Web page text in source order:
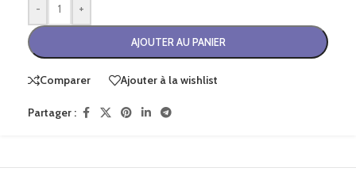
- +
AJOUTER AU PANIER
Comparer Ajouter à la wishlist
Partager :